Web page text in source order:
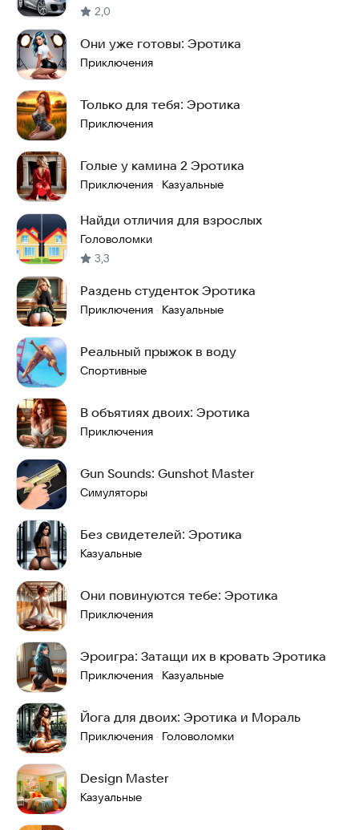
2,0
Они уже готовы: Эротика
Приключения
Только для тебя: Эротика
Приключения
Голые у камина 2 Эротика
Приключения · Казуальные
Найди отличия для взрослых
Головоломки
3,3
Раздень студенток Эротика
Приключения · Казуальные
Реальный прыжок в воду
Спортивные
В объятиях двоих: Эротика
Приключения
Gun Sounds: Gunshot Master
Симуляторы
Без свидетелей: Эротика
Казуальные
Они повинуются тебе: Эротика
Приключения
Эроигра: Затащи их в кровать Эротика
Приключения · Казуальные
Йога для двоих: Эротика и Мораль
Приключения · Головоломки
Design Master
Казуальные